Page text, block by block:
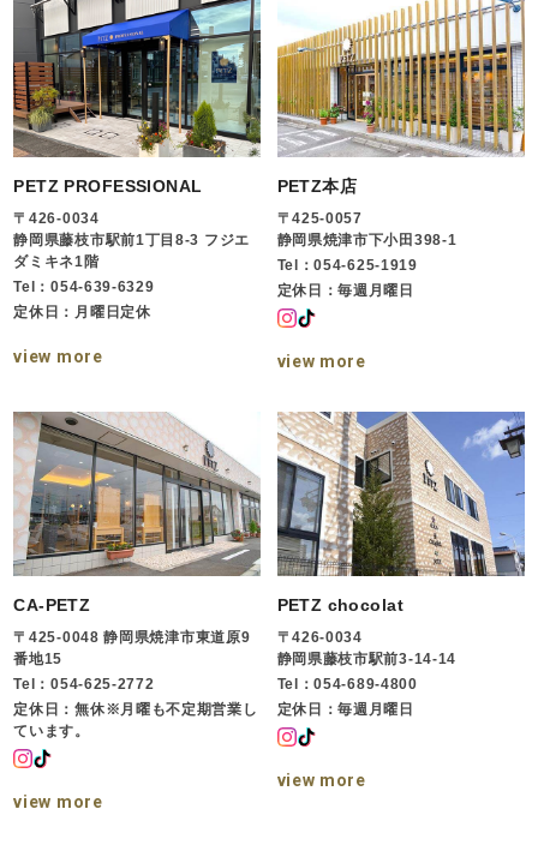
PETZ PROFESSIONAL
〒426-0034
静岡県藤枝市駅前1丁目8-3 フジエ
ダミキネ1階
Tel：054-639-6329
定休日：月曜日定休
view more
PETZ本店
〒425-0057
静岡県焼津市下小田398-1
Tel：054-625-1919
定休日：毎週月曜日
view more
CA-PETZ
〒425-0048 静岡県焼津市東道原9
番地15
Tel：054-625-2772
定休日：無休※月曜も不定期営業し
ています。
view more
PETZ chocolat
〒426-0034
静岡県藤枝市駅前3-14-14
Tel：054-689-4800
定休日：毎週月曜日
view more